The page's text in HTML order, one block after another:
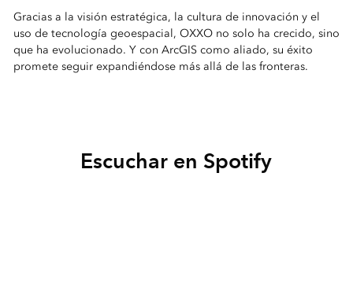
Gracias a la visión estratégica, la cultura de innovación y el
uso de tecnología geoespacial, OXXO no solo ha crecido, sino
que ha evolucionado. Y con ArcGIS como aliado, su éxito
promete seguir expandiéndose más allá de las fronteras.
Escuchar en Spotify